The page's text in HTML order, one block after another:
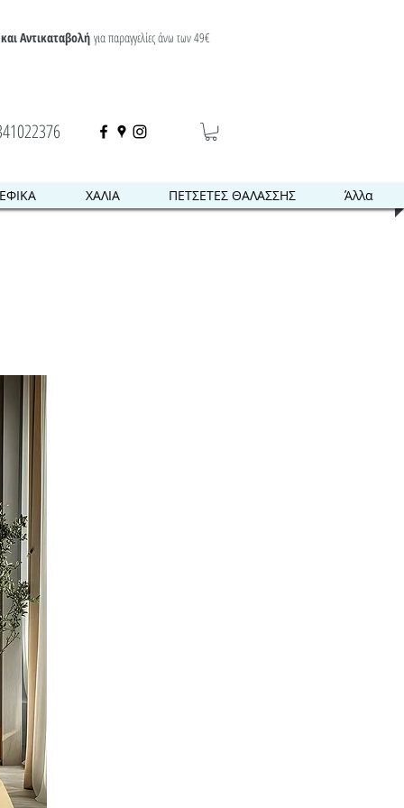
Αντικαταβολή για παραγγελίες άνω των 49€
ΧΑΛΙΑ ΠΕΤΣΕΤΕΣ ΘΑΛΑΣΣΗΣ Άλλα